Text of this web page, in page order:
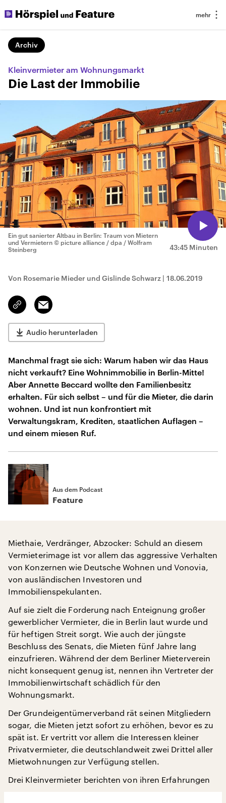
Archiv
Kleinvermieter am Wohnungsmarkt
Die Last der Immobilie
43:45 Minuten
Ein gut sanierter Altbau in Berlin: Traum von Mietern
und Vermietern © picture alliance / dpa / Wolfram
Steinberg
Von Rosemarie Mieder und Gislinde Schwarz | 18.06.2019
Link
kopieren/teilen
Email
Audio herunterladen
Manchmal fragt sie sich: Warum haben wir das Haus
nicht verkauft? Eine Wohnimmobilie in Berlin-Mitte!
Aber Annette Beccard wollte den Familienbesitz
erhalten. Für sich selbst – und für die Mieter, die darin
wohnen. Und ist nun konfrontiert mit
Verwaltungskram, Krediten, staatlichen Auflagen –
und einem miesen Ruf.
Aus dem Podcast
Feature
Miethaie, Verdränger, Abzocker: Schuld an diesem
Vermieterimage ist vor allem das aggressive Verhalten
von Konzernen wie Deutsche Wohnen und Vonovia,
von ausländischen Investoren und
Immobilienspekulanten.
Auf sie zielt die Forderung nach Enteignung großer
gewerblicher Vermieter, die in Berlin laut wurde und
für heftigen Streit sorgt. Wie auch der jüngste
Beschluss des Senats, die Mieten fünf Jahre lang
einzufrieren. Während der dem Berliner Mieterverein
nicht konsequent genug ist, nennen ihn Vertreter der
Immobilienwirtschaft schädlich für den
Wohnungsmarkt.
Der Grundeigentümerverband rät seinen Mitgliedern
sogar, die Mieten jetzt sofort zu erhöhen, bevor es zu
spät ist. Er vertritt vor allem die Interessen kleiner
Privatvermieter, die deutschlandweit zwei Drittel aller
Mietwohnungen zur Verfügung stellen.
Drei Kleinvermieter berichten von ihren Erfahrungen